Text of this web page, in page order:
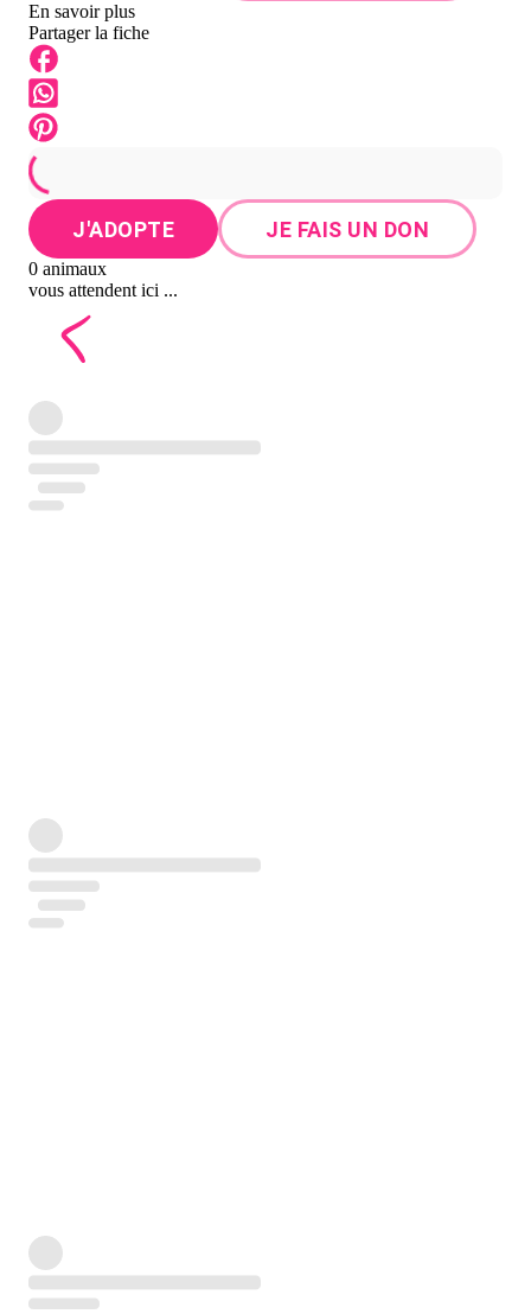
En savoir plus
Partager la fiche
J'ADOPTE JE FAIS UN DON
0 animaux
vous attendent ici ...